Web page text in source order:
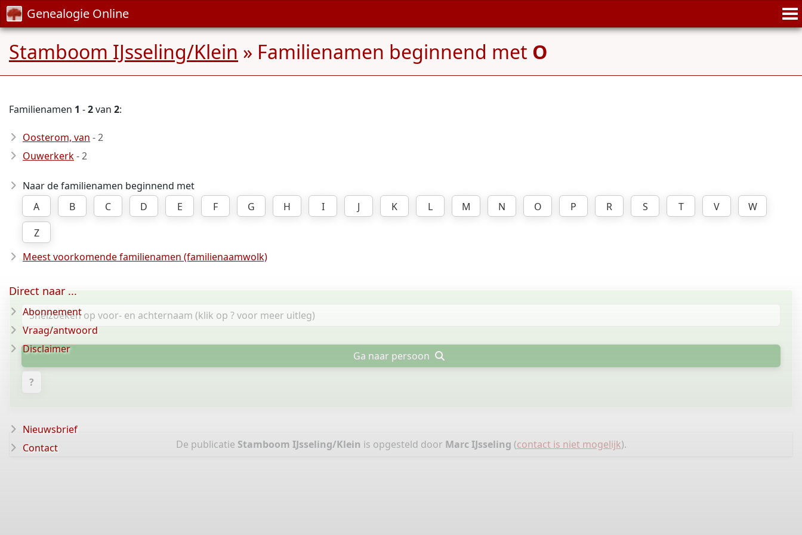
Genealogie Online
Stamboom IJsseling/Klein » Familienamen beginnend met O
Familienamen 1 -2van 2:
Oosterom, van - 2
Ouwerkerk- 2
Naar de familienamen beginnend met
A
B C D E F G H I J K L M N O P R S T V
W
Z
Meest voorkomende familienamen (familienaamwolk)
Ga naar persoon
?
De publicatie Stamboom IJsseling/Klein is opgesteld door Marc IJsseling (contact is niet mogelijk).
Direct naar ...
Abonnement
Vraag/antwoord
Disclaimer
Nieuwsbrief
Contact